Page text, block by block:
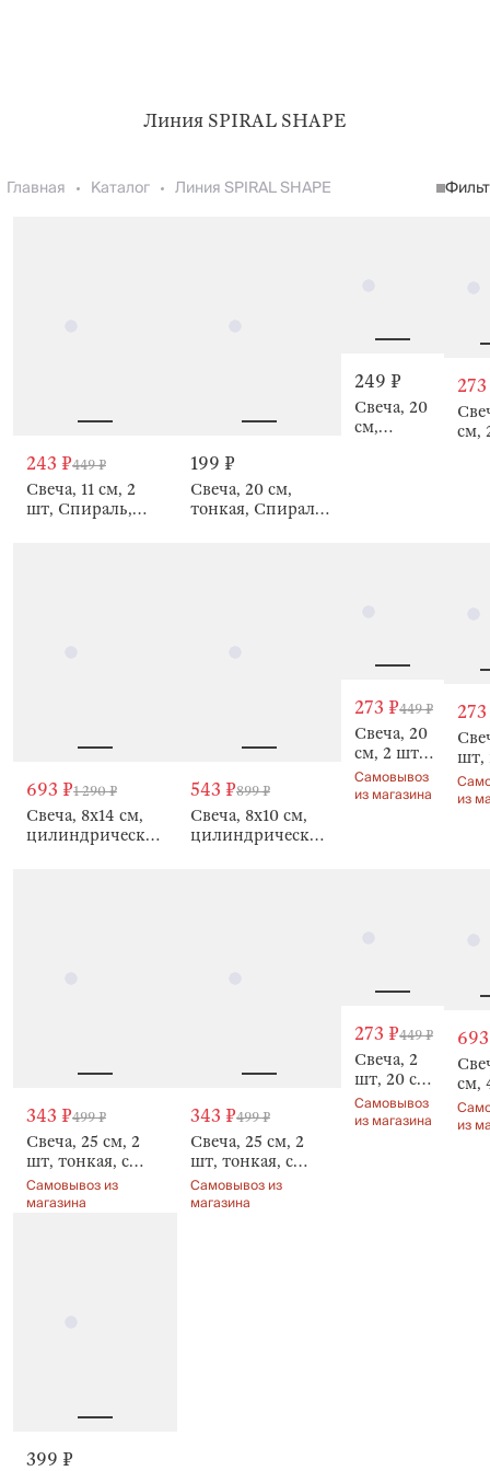
Линия SPIRAL SHAPE
Главная Каталог Линия SPIRAL SHAPE
243 ₽449 ₽
Свеча, 11 см, 2
шт, Спираль,
199 ₽
Свеча, 20 см,
тонкая, Спираль,
249 ₽
Свеча, 20
см,
см,
693 ₽1 290 ₽
Свеча, 8х14 см,
цилиндрическая,
543 ₽899 ₽
Свеча, 8х10 см,
цилиндрическая,
273 ₽449 ₽
Свеча, 20
см, 2 шт,
тонкая,
Спираль,
Самовывоз
из магазина
шт,
из
343 ₽499 ₽
Свеча, 25 см, 2
шт, тонкая, с
блестками,
Спираль, Spiral
Самовывоз из
магазина
343 ₽499 ₽
Свеча, 25 см, 2
шт, тонкая, с
блестками,
Спираль, Spiral
Самовывоз из
магазина
273 ₽449 ₽
Свеча, 2
шт, 20 см,
тонкая,
Спираль,
Самовывоз
из магазина
см,
из
399 ₽